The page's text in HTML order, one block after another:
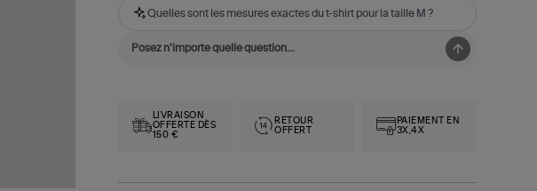
Quelles sont les mesures exactes du t-shirt pour la taille M ?
LIVRAISON
OFFERTE DÈS
150 €
RETOUR
OFFERT
PAIEMENT EN
3X,4X